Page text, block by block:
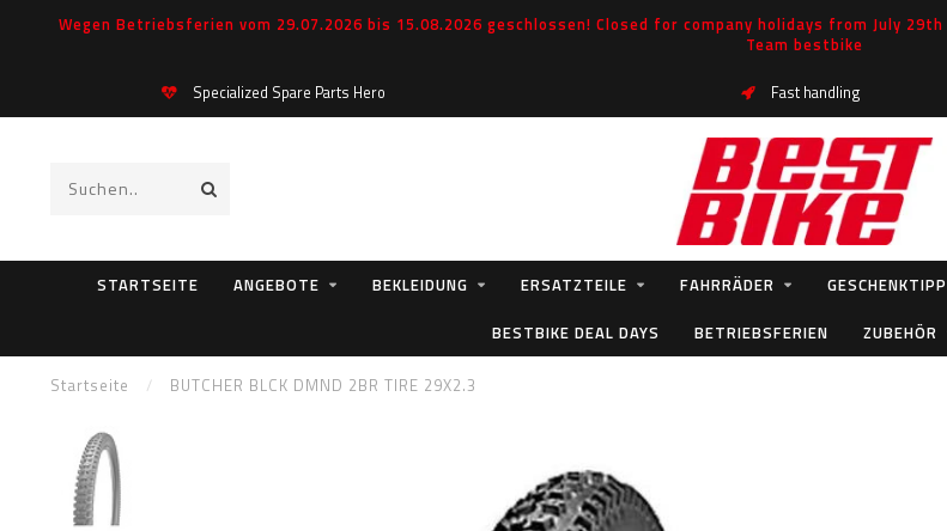
Wegen Betriebsferien vom 29.07.2026 bis 15.08.2026 geschlossen! Closed for company holidays from July
Team bestbike
Specialized Spare Parts Hero Fast handling
STARTSEITE ANGEBOTE BEKLEIDUNG ERSATZTEILE FAHRRÄDER
BESTBIKE DEAL DAYS
BETRIEBSFERIEN ZUBEHÖR
Startseite / BUTCHER BLCK DMND 2BR TIRE 29X2.3